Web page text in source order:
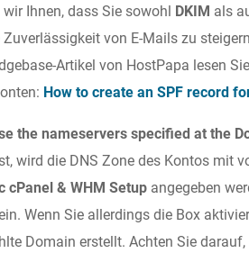
Ihnen, dass Sie sowohl DKIM als
von E-Mails zu
Artikel von HostPapa lesen
How to create an SPF record
the nameservers specified at the
wird die DNS Zone des Kontos mit
cPanel & WHM Setup angegeben
Wenn Sie allerdings die Box
Domain erstellt. Achten Sie